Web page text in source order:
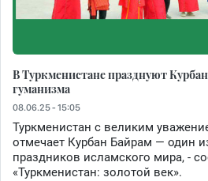
В Туркменистане празднуют
гуманизма
08.06.25 - 15:05
Туркменистан с великим
отмечает Курбан Байрам — один
праздников исламского мира, -
«Туркменистан: золотой век».